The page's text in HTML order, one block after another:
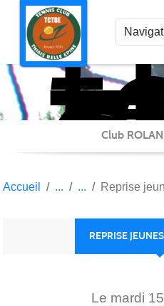
Club
Accueil Reprise
REPRISE
Le mardi 15
Panneau de gestion des cookies